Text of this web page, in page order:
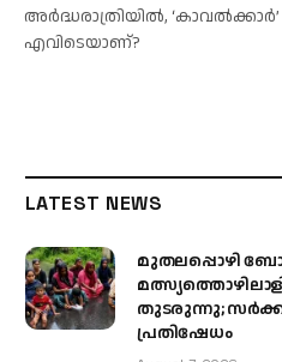
അര്‍ദ്ധരാത്രിയില്‍,
എവിടെയാണ്?
LATEST NEWS
മുതലപ്പൊഴി
തുടരുന്നു;
പ്രതിഷേധം